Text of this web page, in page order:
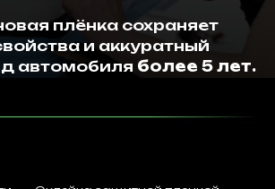
плёнка сохраняет
и аккуратный
автомобиля более 5 лет.
и рост ценности